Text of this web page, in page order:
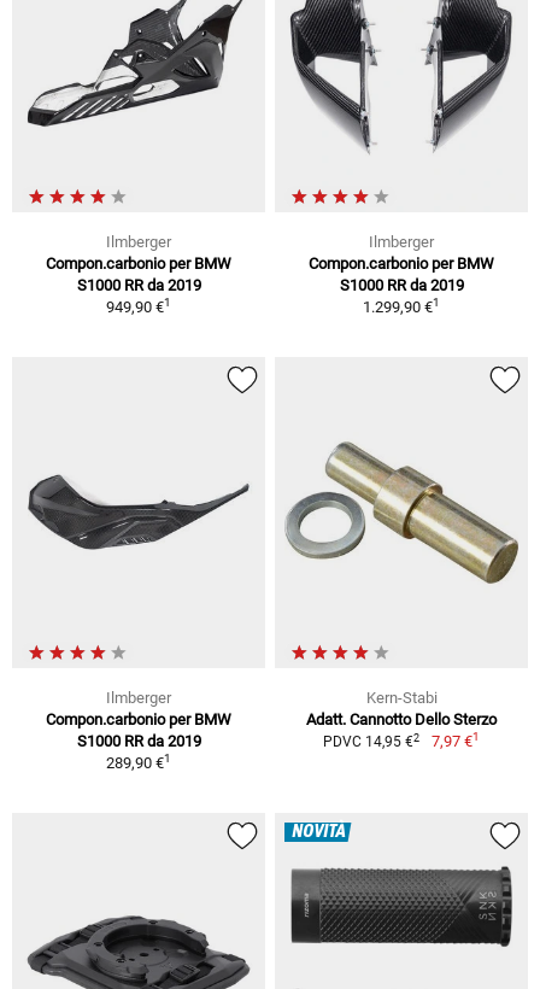
Ilmberger
Compon.carbonio per BMW
S1000 RR da 2019
949,90 €1
Ilmberger
Compon.carbonio per BMW
S1000 RR da 2019
1.299,90 €1
Ilmberger
Compon.carbonio per BMW
S1000 RR da 2019
289,90 €1
Kern-Stabi
Adatt. Cannotto Dello Sterzo
PDVC 14,95 €2 7,97 €1
NOVITÀ